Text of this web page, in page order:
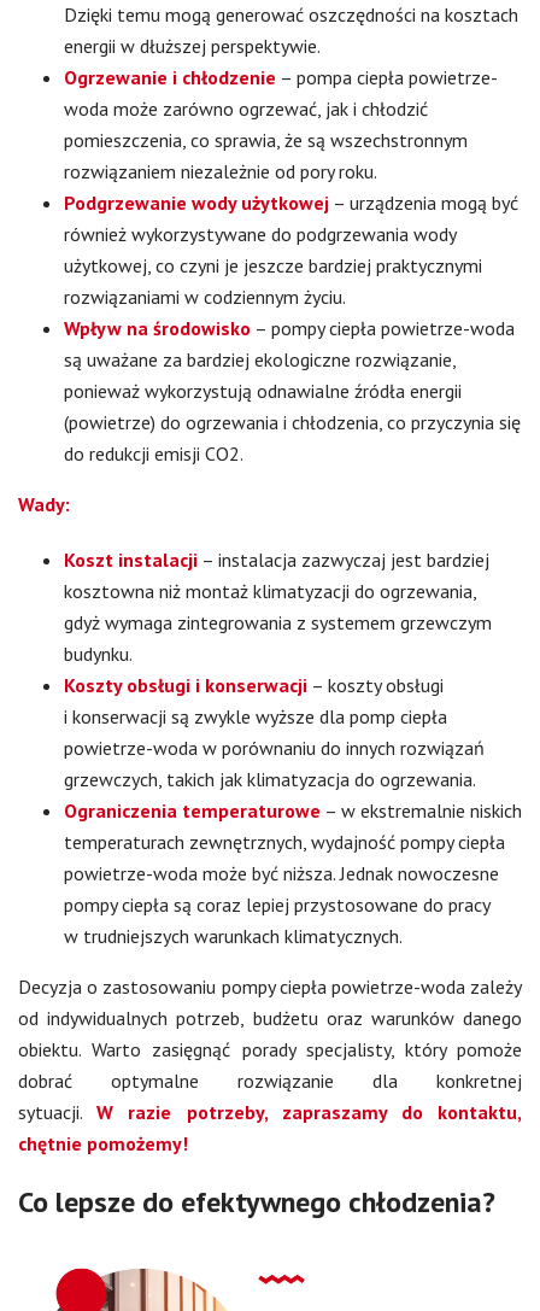
Dzięki temu mogą generować oszczędności na kosztach
energii w dłuższej perspektywie.
Ogrzewanie i chłodzenie – pompa ciepła powietrze-
woda może zarówno ogrzewać, jak i chłodzić
pomieszczenia, co sprawia, że są wszechstronnym
rozwiązaniem niezależnie od pory roku.
Podgrzewanie wody użytkowej– urządzenia mogą być
również wykorzystywane do podgrzewania wody
użytkowej, co czyni je jeszcze bardziej praktycznymi
rozwiązaniami w codziennym życiu.
Wpływ na środowisko – pompy ciepła powietrze-woda
są uważane za bardziej ekologiczne rozwiązanie,
ponieważ wykorzystują odnawialne źródła energii
(powietrze) do ogrzewania i chłodzenia, co przyczynia się
do redukcji emisji CO2.
Wady:
Koszt instalacji– instalacja zazwyczaj jest bardziej
kosztowna niż montaż klimatyzacji do ogrzewania,
gdyż wymaga zintegrowania z systemem grzewczym
budynku.
Koszty obsługi i konserwacji– koszty obsługi
i konserwacji są zwykle wyższe dla pomp ciepła
powietrze-woda w porównaniu do innych rozwiązań
grzewczych, takich jak klimatyzacja do ogrzewania.
Ograniczenia temperaturowe – w ekstremalnie niskich
temperaturach zewnętrznych, wydajność pompy ciepła
powietrze-woda może być niższa. Jednak nowoczesne
pompy ciepła są coraz lepiej przystosowane do pracy
w trudniejszych warunkach klimatycznych.
Decyzja o zastosowaniu pompy ciepła powietrze-woda zależy
od indywidualnych potrzeb, budżetu oraz warunków danego
obiektu. Warto zasięgnąć porady specjalisty, który pomoże
dobrać optymalne rozwiązanie dla konkretnej
sytuacji.W razie potrzeby, zapraszamy do kontaktu,
chętnie pomożemy!
Co lepsze do efektywnego chłodzenia?